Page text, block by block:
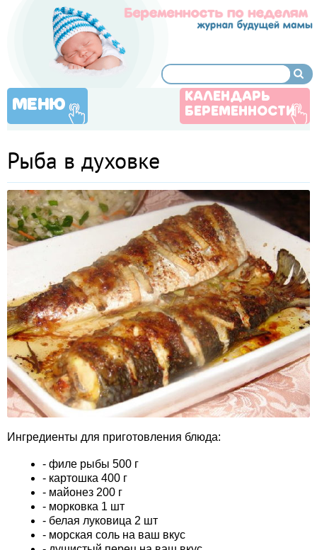
МЕНЮ
КАЛЕНДАРЬ
БЕРЕМЕННОСТИ
Рыба в духовке
Ингредиенты для приготовления блюда:
- филе рыбы 500 г
- картошка 400 г
- майонез 200 г
- морковка 1 шт
- белая луковица 2 шт
- морская соль на ваш вкус